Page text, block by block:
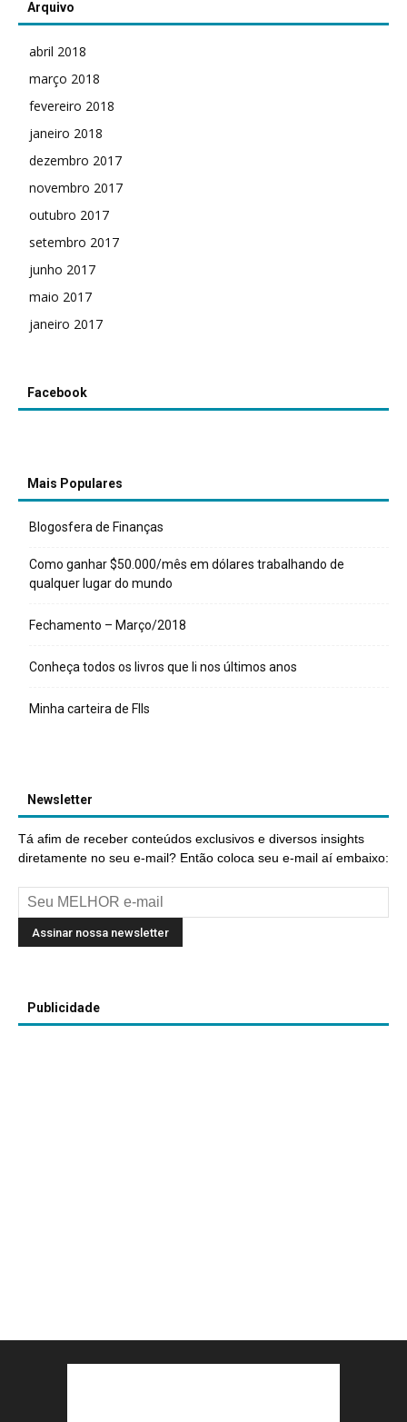
Arquivo
abril 2018
março 2018
fevereiro 2018
janeiro 2018
dezembro 2017
novembro 2017
outubro 2017
setembro 2017
junho 2017
maio 2017
janeiro 2017
Facebook
Mais Populares
Blogosfera de Finanças
Como ganhar $50.000/mês em dólares trabalhando de
qualquer lugar do mundo
Fechamento – Março/2018
Conheça todos os livros que li nos últimos anos
Minha carteira de FIIs
Newsletter
Tá afim de receber conteúdos exclusivos e diversos insights
diretamente no seu e-mail? Então coloca seu e-mail aí embaixo:
Publicidade